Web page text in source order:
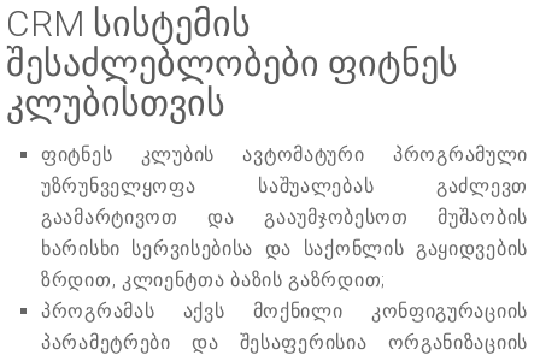
CRM სისტემის
შესაძლებლობები ფიტნეს
კლუბისთვის
ფიტნეს კლუბის ავტომატური პროგრამული
უზრუნველყოფა საშუალებას გაძლევთ
გაამარტივოთ და გააუმჯობესოთ მუშაობის
ხარისხი სერვისებისა და საქონლის გაყიდვების
ზრდით, კლიენტთა ბაზის გაზრდით;
პროგრამას აქვს მოქნილი კონფიგურაციის
პარამეტრები და შესაფერისია ორგანიზაციის